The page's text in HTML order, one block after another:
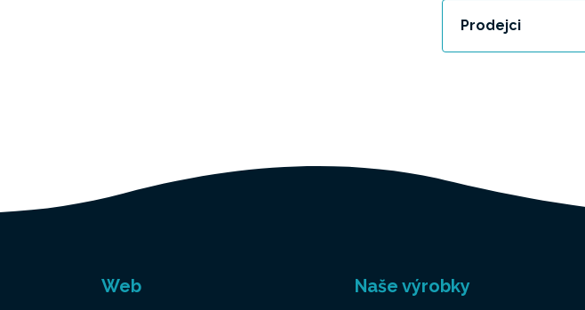
Prodejci
Web Naše výrobky